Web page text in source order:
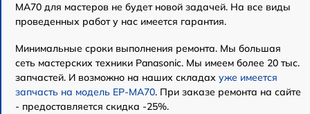
MA70 для мастеров не будет новой задачей. На все виды
проведенных работ у нас имеется гарантия.
Минимальные сроки выполнения ремонта. Мы большая
сеть мастерских техники Panasonic. Мы имеем более 20 тыс.
запчастей. И возможно на наших складах уже имеется
запчасть на модель EP-MA70. При заказе ремонта на сайте
- предоставляется скидка -25%.